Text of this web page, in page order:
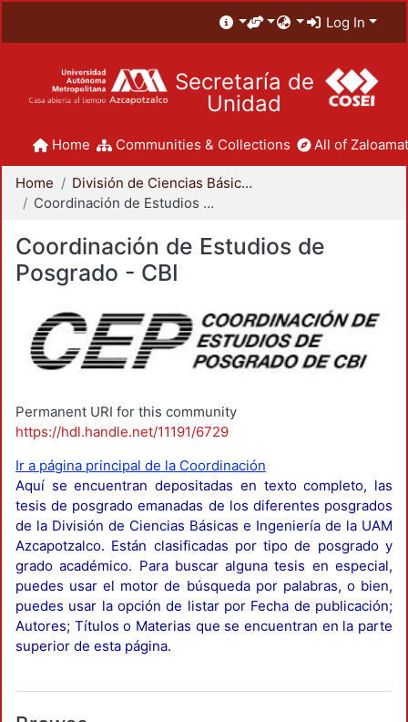
Log In
Secretaría de
Unidad
Home Communities & Collections All of
Home
División de Ciencias Básicas e Ingeniería
Coordinación de Estudios de Posgrado - CBI
Coordinación de Estudios de
Posgrado - CBI
Permanent URI for this community
https://hdl.handle.net/11191/6729
Ir a página principal de la Coordinación
Aquí se encuentran depositadas en texto completo, las
tesis de posgrado emanadas de los diferentes posgrados
de la División de Ciencias Básicas e Ingeniería de la UAM
Azcapotzalco. Están clasificadas por tipo de posgrado y
grado académico. Para buscar alguna tesis en especial,
puedes usar el motor de búsqueda por palabras, o bien,
puedes usar la opción de listar por Fecha de publicación;
Autores; Títulos o Materias que se encuentran en la parte
superior de esta página.